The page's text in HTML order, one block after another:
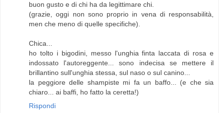
buon gusto e di chi ha da legittimare chi.
(grazie, oggi non sono proprio in vena di responsabilità,
men che meno di quelle specifiche).
Chica...
ho tolto i bigodini, messo l'unghia finta laccata di rosa e
indossato l'autoreggente... sono indecisa se mettere il
brillantino sull'unghia stessa, sul naso o sul canino...
la peggiore delle shampiste mi fa un baffo... (e che sia
chiaro... ai baffi, ho fatto la ceretta!)
Rispondi